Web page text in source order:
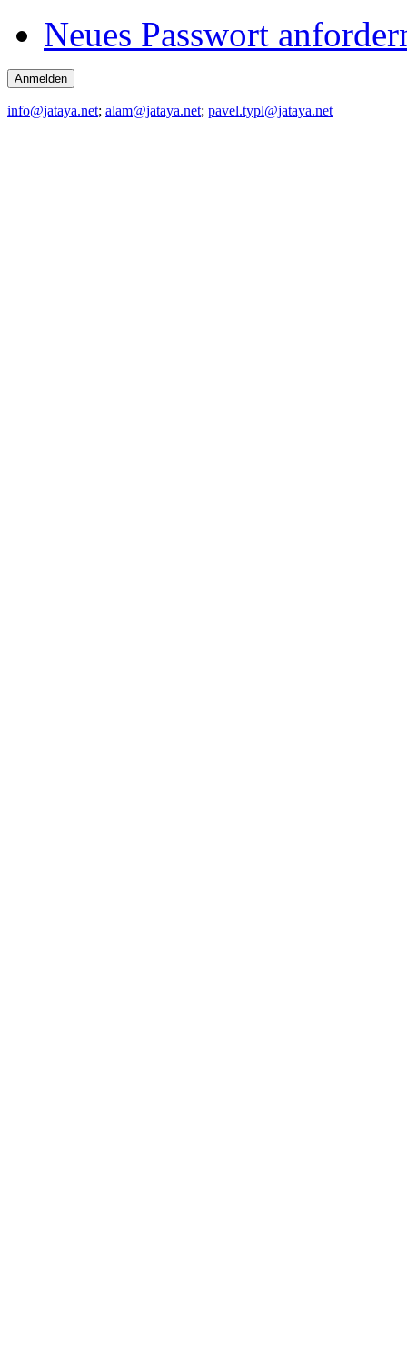
Neues Passwort
info@jataya.net; alam@jataya.net; pavel.typl@jataya.net